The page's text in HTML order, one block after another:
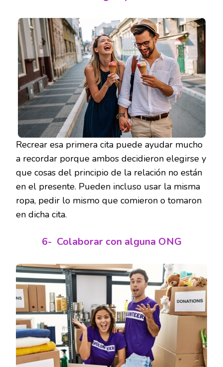
Recrear esa primera cita puede ayudar mucho
a recordar porque ambos decidieron elegirse y
que cosas del principio de la relación no están
en el presente. Pueden incluso usar la misma
ropa, pedir lo mismo que comieron o tomaron
en dicha cita.
6- Colaborar con alguna ONG